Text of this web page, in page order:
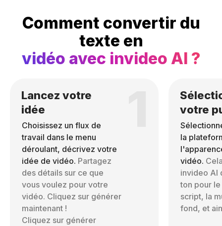
Comment convertir du
texte en
vidéo avec invideo AI ?
Lancez votre
idée
Choisissez un flux de
travail dans le menu
déroulant, décrivez votre
idée de vidéo. Partagez
des détails sur ce que
vous voulez pour votre
vidéo. Cliquez sur générer
maintenant !
Cliquez sur générer
votre
la
vidéo.
invideo AI
ton pour
script, la
fond, et